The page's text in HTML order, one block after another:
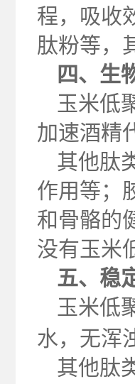
程，吸收
肽粉等，
四、生
玉米低
加速酒精
其他肽
作用等；
和骨骼的
没有玉米
五、稳
玉米低
水，无浑
其他肽